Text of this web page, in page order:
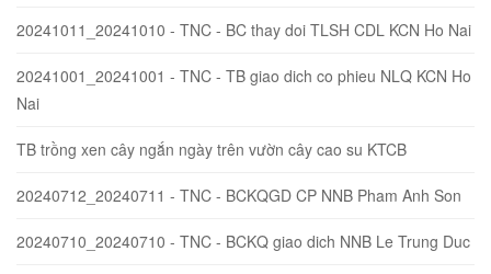
20241011_20241010 - TNC - BC thay doi TLSH CDL KCN Ho Nai
20241001_20241001 - TNC - TB giao dich co phieu NLQ KCN Ho
Nai
TB trồng xen cây ngắn ngày trên vườn cây cao su KTCB
20240712_20240711 - TNC - BCKQGD CP NNB Pham Anh Son
20240710_20240710 - TNC - BCKQ giao dich NNB Le Trung Duc